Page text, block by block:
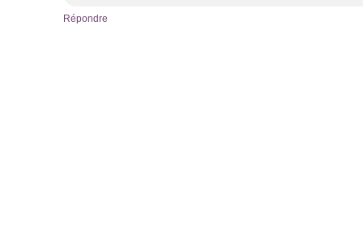
Répondre